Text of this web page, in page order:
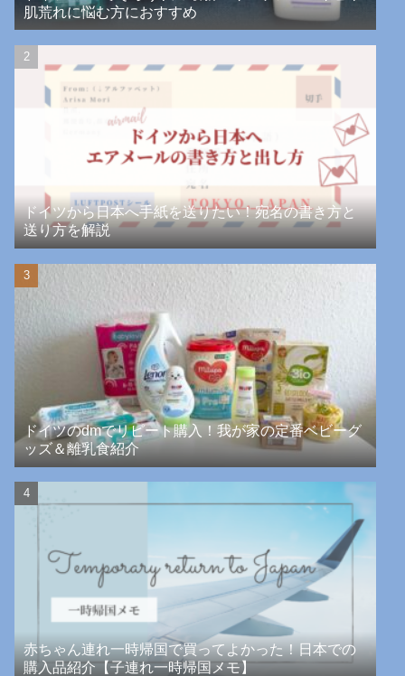
肌荒れに悩む方におすすめ
ドイツから日本へ手紙を送りたい！宛名の書き方と
送り方を解説
ドイツのdmでリピート購入！我が家の定番ベビーグ
ッズ＆離乳食紹介
赤ちゃん連れ一時帰国で買ってよかった！日本での
購入品紹介【子連れ一時帰国メモ】